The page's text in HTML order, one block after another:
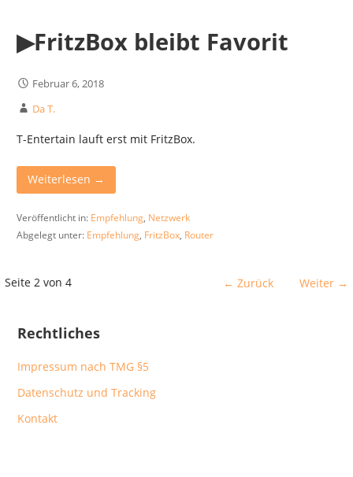
▶︎FritzBox bleibt Favorit
Februar 6, 2018
Da T.
T-Entertain lauft erst mit FritzBox.
Weiterlesen →
Veröffentlicht in: Empfehlung, Netzwerk
Abgelegt unter: Empfehlung, FritzBox, Router
Beitrag
Seite 2 von 4 ← Zurück Weiter →
Rechtliches
Impressum nach TMG §5
Datenschutz und Tracking
Kontakt